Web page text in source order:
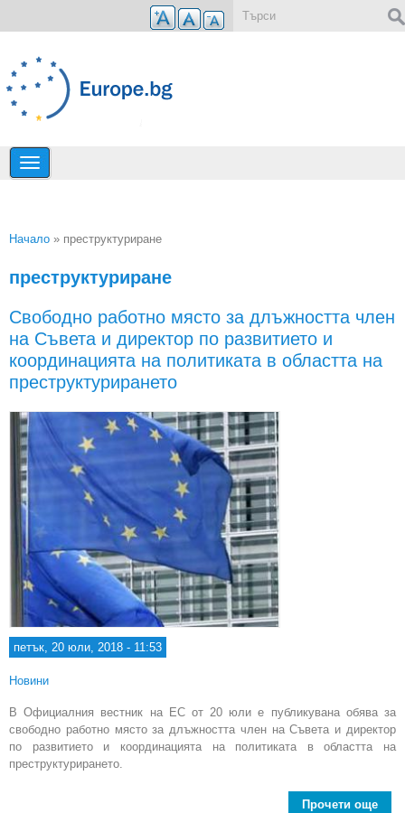
Премини към основното съдържание
Начало » преструктуриране
преструктуриране
Свободно работно място за длъжността член
на Съвета и директор по развитието и
координацията на политиката в областта на
преструктурирането
петък, 20 юли, 2018 - 11:53
Новини
В Официалния вестник на ЕС от 20 юли е публикувана обява за
свободно работно място за длъжността член на Съвета и директор
по развитието и координацията на политиката в областта на
преструктурирането.
Прочети още